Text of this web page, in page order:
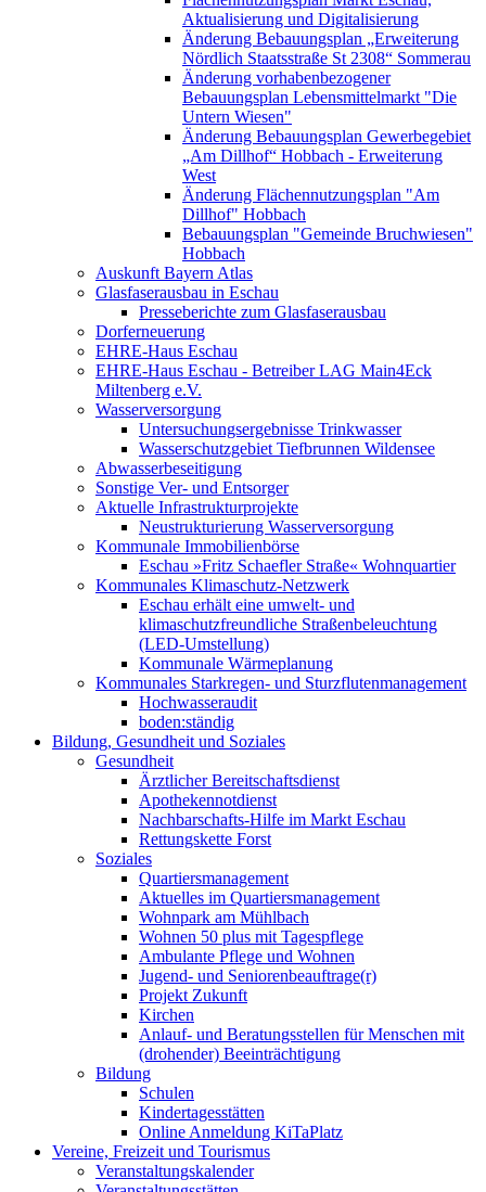
Aktualisierung und Digitalisierung
Änderung Bebauungsplan „Erweiterung
Nördlich Staatsstraße St 2308“ Sommerau
Änderung vorhabenbezogener
Bebauungsplan Lebensmittelmarkt "Die
Untern Wiesen"
Änderung Bebauungsplan Gewerbegebiet
„Am Dillhof“ Hobbach - Erweiterung
West
Änderung Flächennutzungsplan "Am
Dillhof" Hobbach
Bebauungsplan "Gemeinde Bruchwiesen"
Hobbach
Auskunft Bayern Atlas
Glasfaserausbau in Eschau
Presseberichte zum Glasfaserausbau
Dorferneuerung
EHRE-Haus Eschau
EHRE-Haus Eschau - Betreiber LAG Main4Eck
Miltenberg e.V.
Wasserversorgung
Untersuchungsergebnisse Trinkwasser
Wasserschutzgebiet Tiefbrunnen Wildensee
Abwasserbeseitigung
Sonstige Ver- und Entsorger
Aktuelle Infrastrukturprojekte
Neustrukturierung Wasserversorgung
Kommunale Immobilienbörse
Eschau »Fritz Schaefler Straße« Wohnquartier
Kommunales Klimaschutz-Netzwerk
Eschau erhält eine umwelt- und
klimaschutzfreundliche Straßenbeleuchtung
(LED-Umstellung)
Kommunale Wärmeplanung
Kommunales Starkregen- und Sturzflutenmanagement
Hochwasseraudit
boden:ständig
Bildung, Gesundheit und Soziales
Gesundheit
Ärztlicher Bereitschaftsdienst
Apothekennotdienst
Nachbarschafts-Hilfe im Markt Eschau
Rettungskette Forst
Soziales
Quartiersmanagement
Aktuelles im Quartiersmanagement
Wohnpark am Mühlbach
Wohnen 50 plus mit Tagespflege
Ambulante Pflege und Wohnen
Jugend- und Seniorenbeauftrage(r)
Projekt Zukunft
Kirchen
Anlauf- und Beratungsstellen für Menschen mit
(drohender) Beeinträchtigung
Bildung
Schulen
Kindertagesstätten
Online Anmeldung KiTaPlatz
Vereine, Freizeit und Tourismus
Veranstaltungskalender